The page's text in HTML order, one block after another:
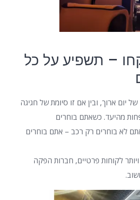
– תשפיע על כל
יום ארוך, ובין אם זו סיומת של חגיגה
מהיעד. כשאתם בוחרים
לקוחות פרטיים, חברות הפקה